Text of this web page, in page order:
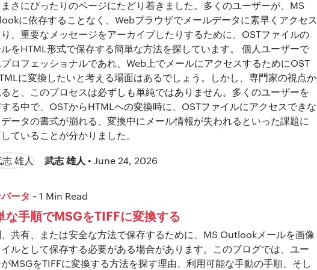
さにぴったりのページにたどり着きました。多くのユーザーが、MS
に依存することなく、Webブラウザでメールデータに素早くアクセス
り、重要なメッセージをアーカイブしたりするために、OSTファイルの
ルをHTML形式で保存する簡単な方法を探しています。 個人ユーザーで
ロフェッショナルであれ、Web上でメールにアクセスするためにOST
に変換したいと考える場面はあるでしょう。しかし、専門家の視点か
と、このプロセスは必ずしも単純ではありません。多くのユーザーを
る中で、OSTからHTMLへの変換時に、OSTファイルにアクセスできな
ータの書式が崩れる、変換中にメール情報が失われるといった課題に
ていることが分かりました。
武志 雄人 • June 24, 2026
ータ ~ 1 Min Read
な手順でMSGをTIFFに変換する
共有、または安全な方法で保存するために、MS Outlookメールを画像
ルとして保存する必要がある場合があります。このブログでは、ユー
MSGをTIFFに変換する方法を探す理由、利用可能な手動の手順、そし